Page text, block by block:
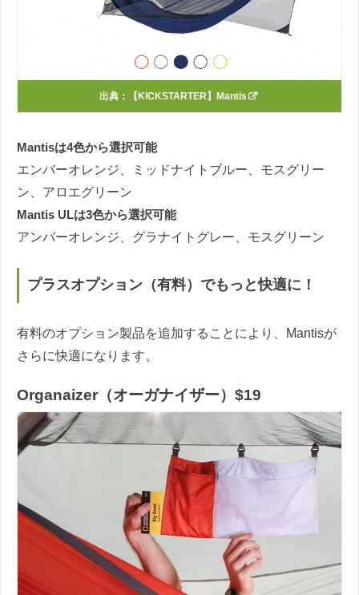
出典： 【KICKSTARTER】Mantis
Mantisは4色から選択可能
エンバーオレンジ、ミッドナイトブルー、モスグリー
ン、アロエグリーン
Mantis ULは3色から選択可能
アンバーオレンジ、グラナイトグレー、モスグリーン
プラスオプション（有料）でもっと快適に！
有料のオプション製品を追加することにより、Mantisが
さらに快適になります。
Organaizer（オーガナイザー）$19